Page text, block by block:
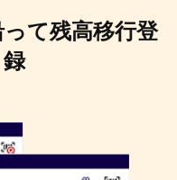
て残高移行登
録